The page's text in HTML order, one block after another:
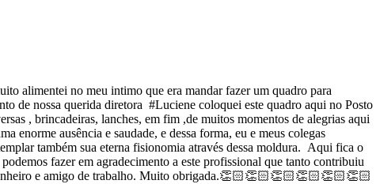
alimentei no meu intimo que era mandar fazer um quadro para
de nossa querida diretora #Luciene coloquei este quadro aqui no Posto
, brincadeiras, lanches, em fim ,de muitos momentos de alegrias aqui
ausência e saudade, e dessa forma, eu e meus colegas
também sua eterna fisionomia através dessa moldura. Aqui fica o
fazer em agradecimento a este profissional que tanto contribuiu
e amigo de trabalho. Muito obrigada.👏🏻👏🏻👏🏻👏🏻👏🏻👏🏻